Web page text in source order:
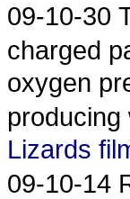
09-10-30
charged
oxygen
producing
Lizards
09-10-14